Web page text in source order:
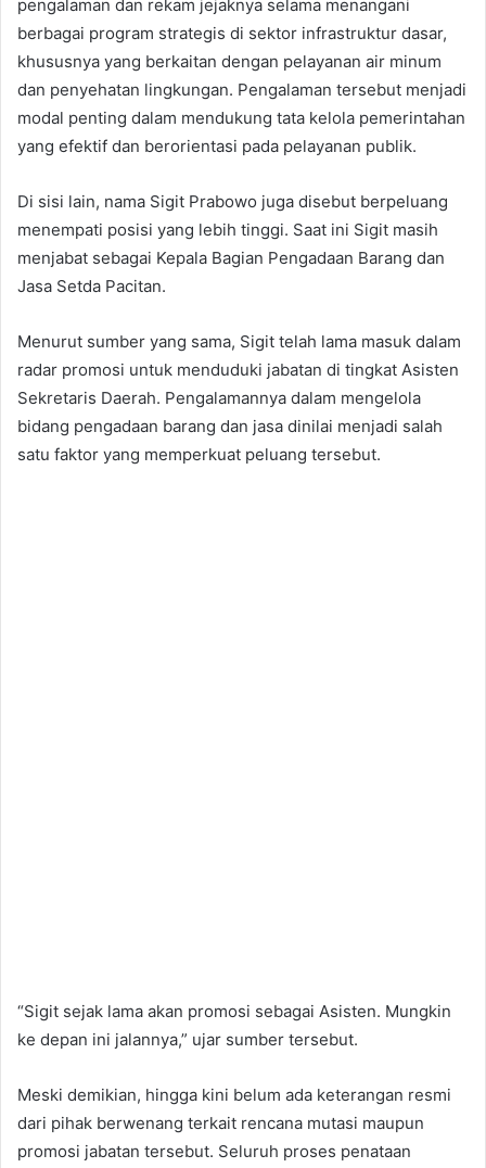
pengalaman dan rekam jejaknya selama menangani
berbagai program strategis di sektor infrastruktur dasar,
khususnya yang berkaitan dengan pelayanan air minum
dan penyehatan lingkungan. Pengalaman tersebut menjadi
modal penting dalam mendukung tata kelola pemerintahan
yang efektif dan berorientasi pada pelayanan publik.
Di sisi lain, nama Sigit Prabowo juga disebut berpeluang
menempati posisi yang lebih tinggi. Saat ini Sigit masih
menjabat sebagai Kepala Bagian Pengadaan Barang dan
Jasa Setda Pacitan.
Menurut sumber yang sama, Sigit telah lama masuk dalam
radar promosi untuk menduduki jabatan di tingkat Asisten
Sekretaris Daerah. Pengalamannya dalam mengelola
bidang pengadaan barang dan jasa dinilai menjadi salah
satu faktor yang memperkuat peluang tersebut.
“Sigit sejak lama akan promosi sebagai Asisten. Mungkin
ke depan ini jalannya,” ujar sumber tersebut.
Meski demikian, hingga kini belum ada keterangan resmi
dari pihak berwenang terkait rencana mutasi maupun
promosi jabatan tersebut. Seluruh proses penataan